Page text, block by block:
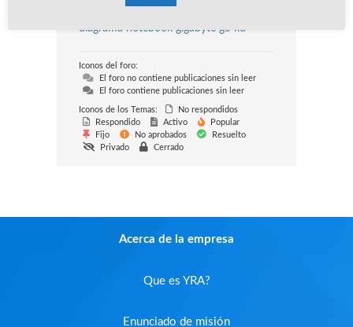
Último Mensaje:
diagrama notebook gigabyte g5 kd
Iconos del foro:
El foro no contiene publicaciones sin leer
El foro contiene publicaciones sin leer
Iconos de los Temas:
No respondidos
Respondido
Activo
Popular
Fijo
No aprobados
Resuelto
Privado
Cerrado
Acerca de la empresa
Que es YRA?
Enunciado de misión